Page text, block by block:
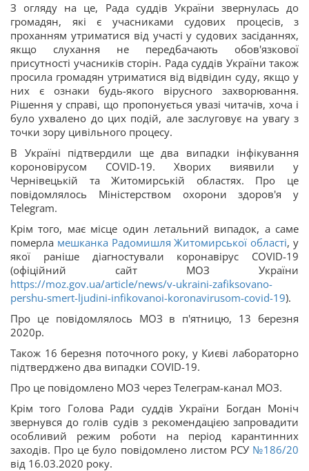
З огляду на це, Рада суддів України звернулась до
громадян, які є учасниками судових процесів, з
проханням утриматися від участі у судових засіданнях,
якщо слухання не передбачають обов'язкової
присутності учасників сторін. Рада суддів України також
просила громадян утриматися від відвідин суду, якщо у
них є ознаки будь-якого вірусного захворювання.
Рішення у справі, що пропонується увазі читачів, хоча і
було ухвалено до цих подій, але заслуговує на увагу з
точки зору цивільного процесу.
В Україні підтвердили ще два випадки інфікування
короновірусом СОVID-19. Хворих виявили у
Чернівецькій та Житомирській областях. Про це
повідомлялось Міністерством охорони здоров'я у
Telegram.
Крім того, має місце один летальний випадок, а саме
померла мешканка Радомишля Житомирської області, у
якої раніше діагностували коронавірус COVID-19
(офіційний сайт МОЗ України
https://moz.gov.ua/article/news/v-ukraini-zafiksovano-
pershu-smert-ljudini-infikovanoi-koronavirusom-covid-19).
Про це повідомлялось МОЗ в п'ятницю, 13 березня
2020р.
Також 16 березня поточного року, у Києві лабораторно
підтверджено два випадки COVID-19.
Про це повідомлено МОЗ через Телеграм-канал МОЗ.
Крім того Голова Ради суддів України Богдан Моніч
звернувся до голів судів з рекомендацією запровадити
особливий режим роботи на період карантинних
заходів. Про це було повідомлено листом РСУ №186/20
від 16.03.2020 року.